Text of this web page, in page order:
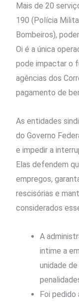
Mais de 20
190 (Polícia
Bombeiros),
Oi é a única
pode impactar o
agências dos
pagamento de
As entidades
do Governo
e impedir a
Elas defendem
empregos,
rescisórias e
considerados
A
intime a
unidade
Foi pedido